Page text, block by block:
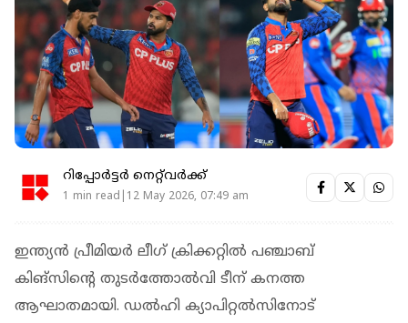
റിപ്പോർട്ടർ നെറ്റ്‌വര്‍ക്ക്‌
1 min read|12 May 2026, 07:49 am
ഇന്ത്യന്‍ പ്രീമിയര്‍ ലീഗ് ക്രിക്കറ്റില്‍ പഞ്ചാബ്
കിങ്‌സിന്റെ തുടര്‍ത്തോല്‍വി ടീന് കനത്ത
ആഘാതമായി. ഡല്‍ഹി ക്യാപിറ്റല്‍സിനോട്